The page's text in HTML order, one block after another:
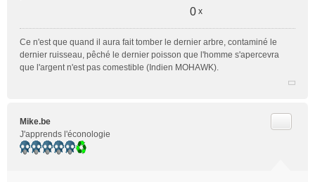
0 x
Ce n'est que quand il aura fait tomber le dernier arbre, contaminé le
dernier ruisseau, pêché le dernier poisson que l'homme s'apercevra
que l'argent n'est pas comestible (Indien MOHAWK).
Mike.be
J'apprends l'éconologie